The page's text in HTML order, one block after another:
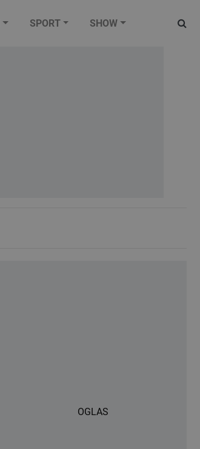
SPORT SHOW
OGLAS